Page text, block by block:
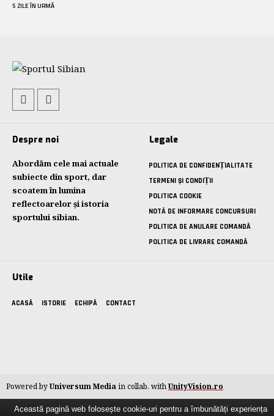
5 ZILE ÎN URMĂ
Despre noi
Abordăm cele mai actuale
subiecte din sport, dar
scoatem în lumina
reflectoarelor și istoria
sportului sibian.
Legale
POLITICA DE CONFIDENȚIALITATE
TERMENI ȘI CONDIȚII
POLITICA COOKIE
NOTĂ DE INFORMARE CONCURSURI
POLITICA DE ANULARE COMANDĂ
POLITICA DE LIVRARE COMANDĂ
Utile
ACASĂ ISTORIE ECHIPĂ CONTACT
Powered byUniversum Mediain collab. withUnityVision.ro
Această pagină web folosește cookie-uri pentru a îmbunătăți experiența